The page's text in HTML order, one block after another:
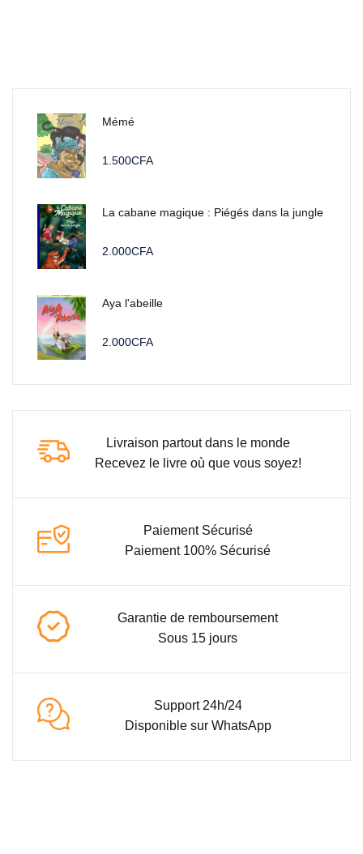
Mémé
1.500CFA
La cabane magique : Piégés dans la jungle
2.000CFA
Aya l'abeille
2.000CFA
Livraison partout dans le monde
Recevez le livre où que vous soyez!
Paiement Sécurisé
Paiement 100% Sécurisé
Garantie de remboursement
Sous 15 jours
Support 24h/24
Disponible sur WhatsApp